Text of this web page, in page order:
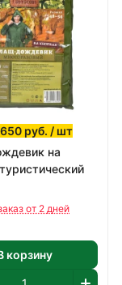
650 руб. / шт
на
от 2 дней
корзину